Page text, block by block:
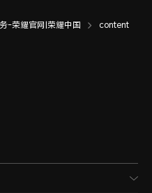
-荣耀官网|荣耀中国 content